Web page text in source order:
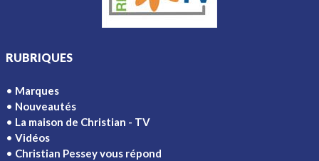
RUBRIQUES
Marques
Nouveautés
La maison de Christian - TV
Vidéos
Christian Pessey vous répond